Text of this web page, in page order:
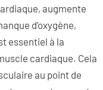
augmente
d’oxygène,
essentiel à la
cardiaque. Cela
au point de